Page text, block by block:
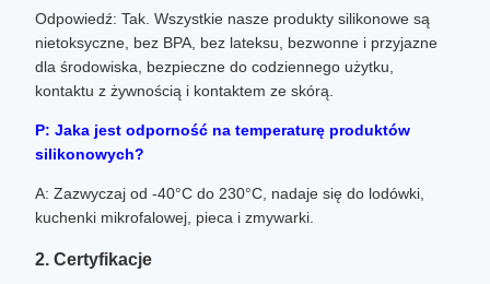
Odpowiedź: Tak. Wszystkie nasze produkty silikonowe są
nietoksyczne, bez BPA, bez lateksu, bezwonne i przyjazne
dla środowiska, bezpieczne do codziennego użytku,
kontaktu z żywnością i kontaktem ze skórą.
P: Jaka jest odporność na temperaturę produktów
silikonowych?
A: Zazwyczaj od -40°C do 230°C, nadaje się do lodówki,
kuchenki mikrofalowej, pieca i zmywarki.
2. Certyfikacje